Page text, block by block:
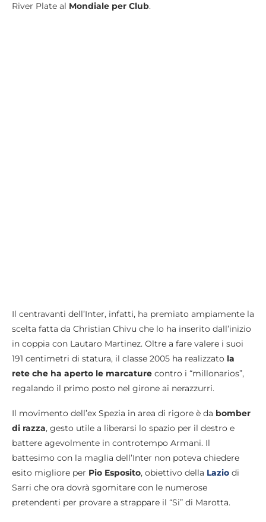
River Plate al Mondiale per Club.
Il centravanti dell’Inter, infatti, ha premiato ampiamente la
scelta fatta da Christian Chivu che lo ha inserito dall’inizio
in coppia con Lautaro Martinez. Oltre a fare valere i suoi
191 centimetri di statura, il classe 2005 ha realizzato la
rete che ha aperto le marcature contro i “millonarios”,
regalando il primo posto nel girone ai nerazzurri.
Il movimento dell’ex Spezia in area di rigore è da bomber
di razza, gesto utile a liberarsi lo spazio per il destro e
battere agevolmente in controtempo Armani. Il
battesimo con la maglia dell’Inter non poteva chiedere
esito migliore per Pio Esposito, obiettivo della Lazio di
Sarri che ora dovrà sgomitare con le numerose
pretendenti per provare a strappare il “Si” di Marotta.